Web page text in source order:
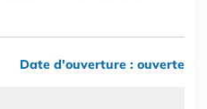
Date d'ouverture : ouverte